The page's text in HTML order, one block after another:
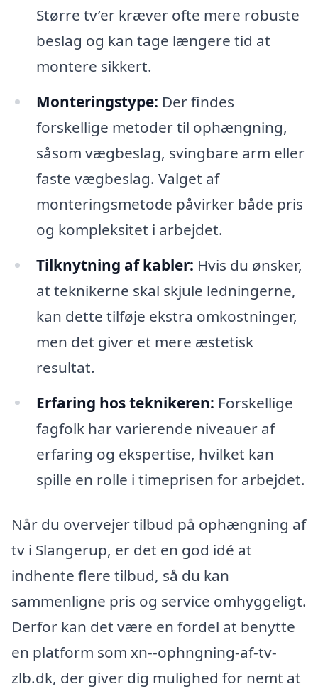
Større tv’er kræver ofte mere robuste
beslag og kan tage længere tid at
montere sikkert.
Monteringstype: Der findes
forskellige metoder til ophængning,
såsom vægbeslag, svingbare arm eller
faste vægbeslag. Valget af
monteringsmetode påvirker både pris
og kompleksitet i arbejdet.
Tilknytning af kabler: Hvis du ønsker,
at teknikerne skal skjule ledningerne,
kan dette tilføje ekstra omkostninger,
men det giver et mere æstetisk
resultat.
Erfaring hos teknikeren: Forskellige
fagfolk har varierende niveauer af
erfaring og ekspertise, hvilket kan
spille en rolle i timeprisen for arbejdet.
Når du overvejer tilbud på ophængning af
tv i Slangerup, er det en god idé at
indhente flere tilbud, så du kan
sammenligne pris og service omhyggeligt.
Derfor kan det være en fordel at benytte
en platform som xn--ophngning-af-tv-
zlb.dk, der giver dig mulighed for nemt at